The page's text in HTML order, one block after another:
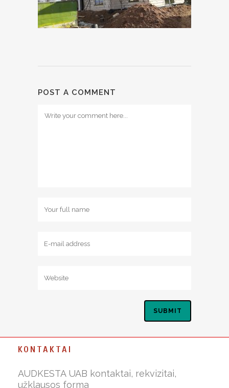
POST A COMMENT
KONTAKTAI
AUDKESTA UAB kontaktai, rekvizitai,
užklausos forma